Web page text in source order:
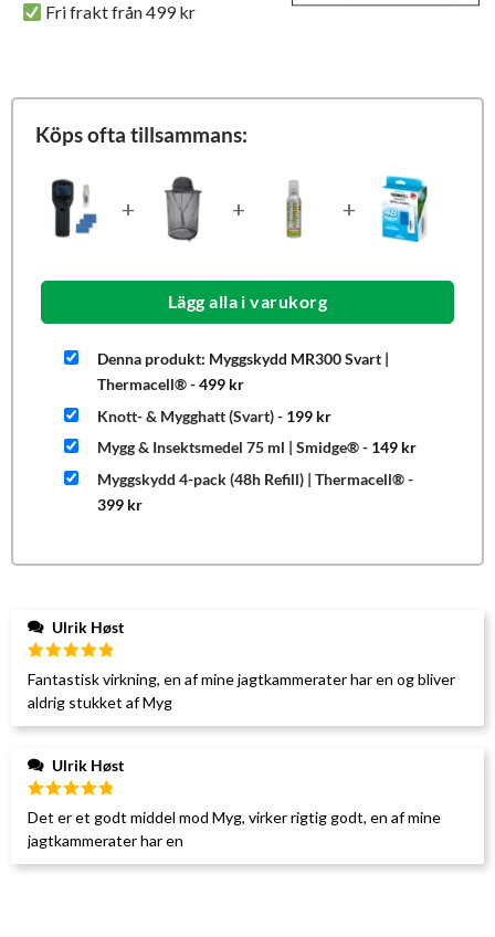
Fri frakt från 499 kr
Köps ofta tillsammans:
+ + +
Lägg alla i varukorg
Denna produkt: Myggskydd MR300 Svart |
Thermacell®-499 kr
Knott- & Mygghatt (Svart)- 199 kr
Mygg & Insektsmedel 75 ml | Smidge®- 149 kr
Myggskydd 4-pack (48h Refill) | Thermacell®-
399 kr
Ulrik Høst
Betygsatt
5av 5
Fantastisk virkning, en af mine jagtkammerater har en og bliver
aldrig stukket af Myg
Ulrik Høst
Betygsatt
5av 5
Det er et godt middel mod Myg, virker rigtig godt, en af mine
jagtkammerater har en